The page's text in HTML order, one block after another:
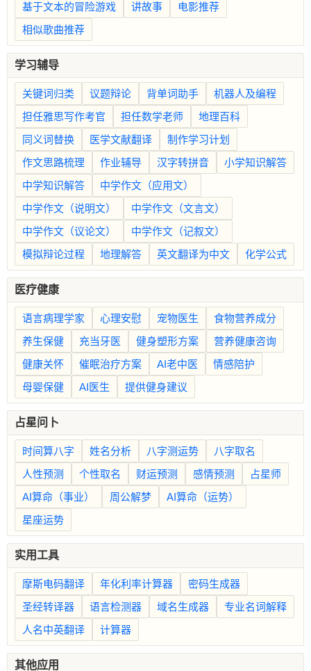
基于文本的冒险游戏
讲故事
电影推荐
相似歌曲推荐
学习辅导
关键词归类 议题辩论 背单词助手
机器人及编程
担任雅思写作考官
担任数学老师
地理百科
同义词替换
医学文献翻译
制作学习计划
作文思路梳理
作业辅导 汉字转拼音
小学知识解答
中学知识解答
中学作文（应用文）
中学作文（说明文）
中学作文（文言文）
中学作文（议论文）
中学作文（记叙文）
模拟辩论过程
地理解答 英文翻译为中文 化学公式
医疗健康
语言病理学家 心理安慰 宠物医生
食物营养成分
养生保健
充当牙医 健身塑形方案
营养健康咨询
健康关怀
催眠治疗方案 AI老中医
情感陪护
母婴保健
AI医生 提供健身建议
占星问卜
时间算八字 姓名分析 八字测运势
八字取名
人性预测
个性取名 财运预测 感情预测
占星师
AI算命（事业）
周公解梦
AI算命（运势）
星座运势
实用工具
摩斯电码翻译 年化利率计算器
密码生成器
圣经转译器
语言检测器 域名生成器
专业名词解释
人名中英翻译
计算器
其他应用